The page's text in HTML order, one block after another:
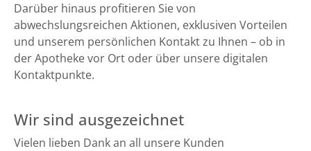
Darüber hinaus profitieren Sie von
abwechslungsreichen Aktionen, exklusiven Vorteilen
und unserem persönlichen Kontakt zu Ihnen – ob in
der Apotheke vor Ort oder über unsere digitalen
Kontaktpunkte.
Wir sind ausgezeichnet
Vielen lieben Dank an all unsere Kunden